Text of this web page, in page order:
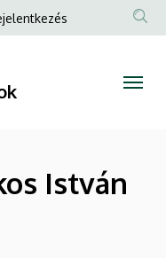
István